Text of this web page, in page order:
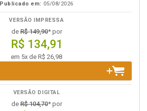
Publicado em: 05/08/2026
VERSÃO IMPRESSA
deR$ 149,90* por
R$ 134,91
em 5x de R$ 26,98
VERSÃO DIGITAL
deR$ 104,70* por